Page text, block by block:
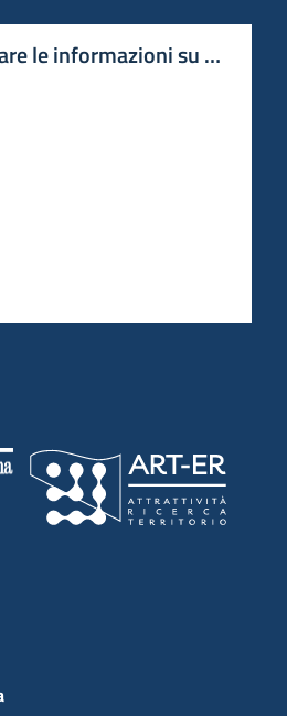
le informazioni su questa